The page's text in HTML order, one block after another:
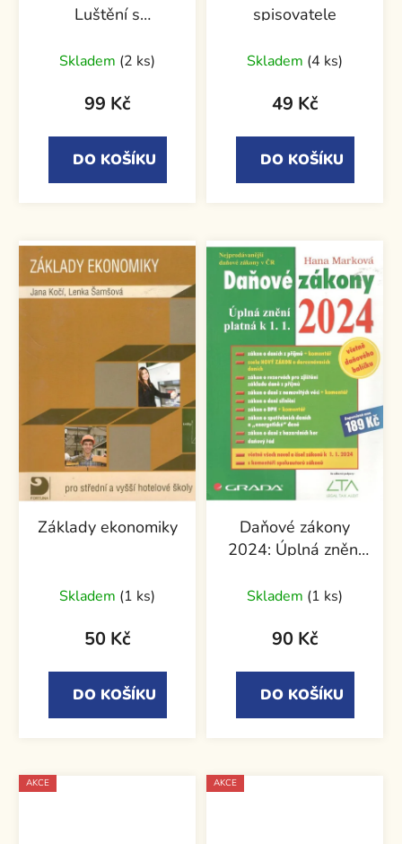
Luštění s
děti od 7 let
Skladem (2 ks)
99 Kč
DO KOŠÍKU
spisovatele
Skladem (4 ks)
49 Kč
DO KOŠÍKU
Základy ekonomiky
Skladem (1 ks)
50 Kč
DO KOŠÍKU
Daňové zákony
2024: Úplná znění
Skladem (1 ks)
90 Kč
DO KOŠÍKU
AKCE AKCE